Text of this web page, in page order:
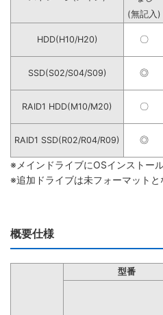
(無記入)
HDD(H10/H20) 〇
SSD(S02/S04/S09) ◎
RAID1 HDD(M10/M20) 〇
RAID1 SSD(R02/R04/R09) ◎
※メインドライブにOSインストー
※追加ドライブは未フォーマット
概要仕様
型番